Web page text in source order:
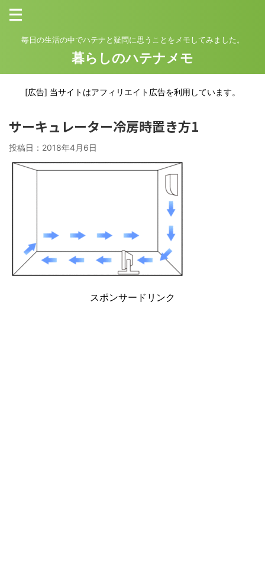
毎日の生活の中でハテナと疑問に思うことをメモしてみました。
暮らしのハテナメモ
[広告] 当サイトはアフィリエイト広告を利用しています。
サーキュレーター冷房時置き方1
投稿日： 2018年4月6日
スポンサードリンク